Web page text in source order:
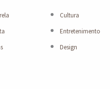
Cultura
Entretenimento
Design